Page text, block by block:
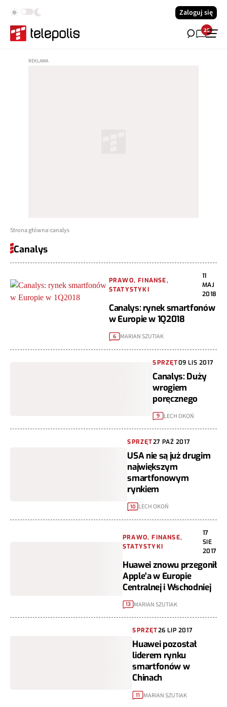
Zaloguj się
25
Strona główna canalys
Canalys
PRAWO, FINANSE,
STATYSTYKI
11
MAJ
2018
Canalys: rynek smartfonów
w Europie w 1Q2018
6 MARIAN SZUTIAK
SPRZĘT09 LIS 2017
Canalys: Duży
wrogiem
poręcznego
9 LECH OKOŃ
SPRZĘT27 PAŹ 2017
USA nie są już drugim
największym
smartfonowym
rynkiem
10 LECH OKOŃ
PRAWO, FINANSE,
STATYSTYKI
17
SIE
2017
Huawei znowu przegonił
Apple'a w Europie
Centralnej i Wschodniej
13 MARIAN SZUTIAK
SPRZĘT26 LIP 2017
Huawei pozostał
liderem rynku
smartfonów w
Chinach
11 MARIAN SZUTIAK